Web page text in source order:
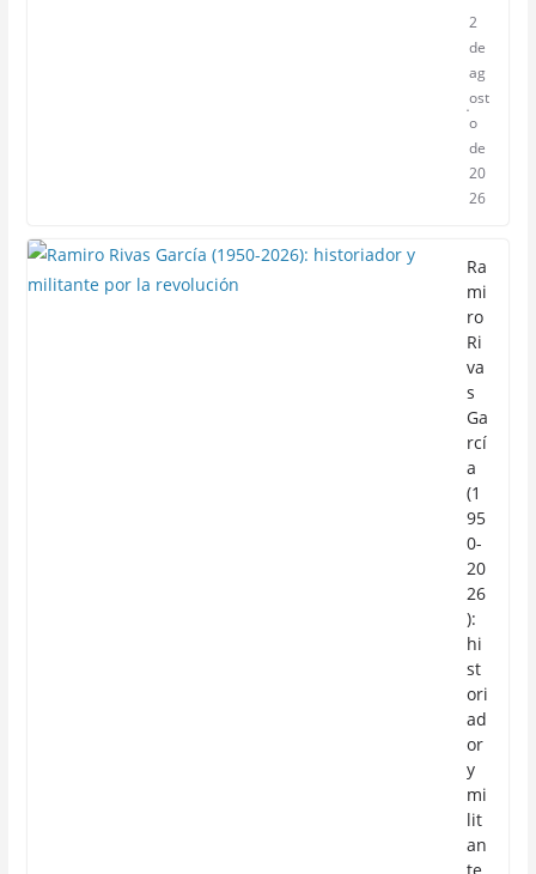
2
de
ag
ost
o
de
20
26
Ra
mi
ro
Ri
va
s
Ga
rcí
a
(1
95
0-
20
26
):
hi
st
ori
ad
or
y
mi
lit
an